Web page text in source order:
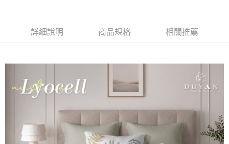
大哥付你分期
1.本服務由台灣大哥大提供，台灣大哥大用戶可立即使用無須另外申請。
2.付款方式選擇「大哥付你分期」，訂單成立後會自動跳轉到大哥付的交易
流程，驗證手機門號後，選擇欲分期的期數、繳款截止日，確認付款後即完
成交易。
4.訂單成立30分鐘內，如未前往確認交易或遇審核未通過，訂單將自動取
消。如遇「轉專審核」未通過狀況，表示未達大哥付你分期系統評分，恕無
法說明評估內容。
【繳款方式說明】
AFTEE先享後付
【關於「AFTEE先享後付」】
AFTEE先享後付是「在收到商品之後才付款」的支付方式。 讓您購物簡單
２．便利：只要手機號碼，簡訊認證，即可結帳。
３．安心：先確認商品／服務後，再付款。
Hami Point
會員帳號後，即可在購物車使用 Hami Point 折抵消費金額 (1點等於1元)。
ATM付款
詳細說明 商品規格 相關推薦